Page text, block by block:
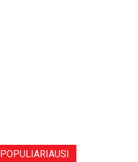
POPULIARIAUSI